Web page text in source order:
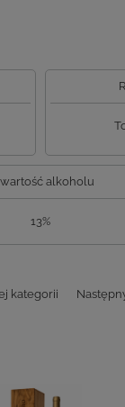
alkoholu
13%
kategorii